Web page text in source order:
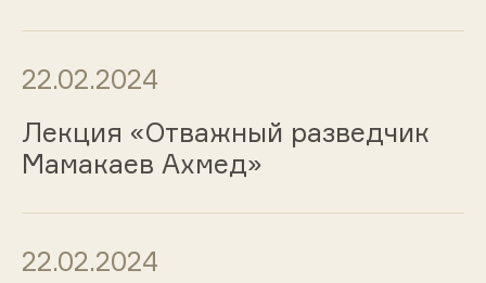
22.02.2024
Лекция «Отважный разведчик
Мамакаев Ахмед»
22.02.2024